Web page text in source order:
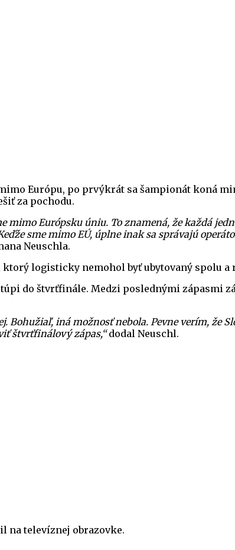
Európu, po prvýkrát sa šampionát koná
za pochodu.
mimo Európsku úniu. To znamená, že každá
sme mimo EÚ, úplne inak sa správajú
Neuschla.
ktorý logisticky nemohol byť ubytovaný spolu
do štvrťfinále. Medzi poslednými zápasmi
Bohužiaľ, iná možnosť nebola. Pevne verím, že
štvrťfinálový zápas,“dodal Neuschl.
na televíznej obrazovke.